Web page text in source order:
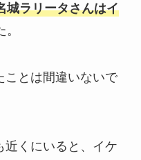
城ラリータさんはイ
ことは間違いないで
近くにいると、イケ